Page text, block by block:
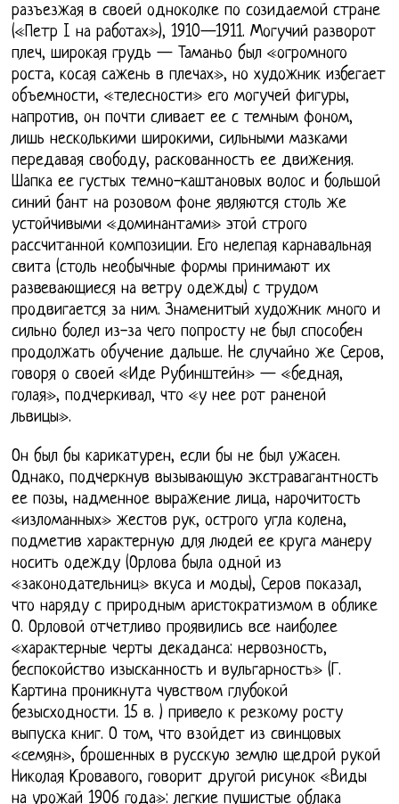
разъезжая в своей одноколке по созидаемой стране
(«Петр I на работах»), 1910—1911. Могучий разворот
плеч, широкая грудь — Таманьо был «огромного
роста, косая сажень в плечах», но художник избегает
объемности, «телесности» его могучей фигуры,
напротив, он почти сливает ее с темным фоном,
лишь несколькими широкими, сильными мазками
передавая свободу, раскованность ее движения.
Шапка ее густых темно-каштановых волос и большой
синий бант на розовом фоне являются столь же
устойчивыми «доминантами» этой строго
рассчитанной композиции. Его нелепая карнавальная
свита (столь необычные формы принимают их
развевающиеся на ветру одежды) с трудом
продвигается за ним. Знаменитый художник много и
сильно болел из-за чего попросту не был способен
продолжать обучение дальше. Не случайно же Серов,
говоря о своей «Иде Рубинштейн» — «бедная,
голая», подчеркивал, что «у нее рот раненой
львицы».
Он был бы карикатурен, если бы не был ужасен.
Однако, подчеркнув вызывающую экстравагантность
ее позы, надменное выражение лица, нарочитость
«изломанных» жестов рук, острого угла колена,
подметив характерную для людей ее круга манеру
носить одежду (Орлова была одной из
«законодательниц» вкуса и моды), Серов показал,
что наряду с природным аристократизмом в облике
О. Орловой отчетливо проявились все наиболее
«характерные черты декаданса: нервозность,
беспокойство изысканность и вульгарность» (Г.
Картина проникнута чувством глубокой
безысходности. 15 в. ) привело к резкому росту
выпуска книг. О том, что взойдет из свинцовых
«семян», брошенных в русскую землю щедрой рукой
Николая Кровавого, говорит другой рисунок «Виды
на урожай 1906 года»: легкие пушистые облака